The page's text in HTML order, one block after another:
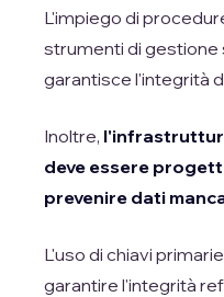
L'impiego di
strumenti di gestione
garantisce l'integrità
Inoltre,
deve essere
prevenire dati
L'uso di chiavi
garantire l'integrità